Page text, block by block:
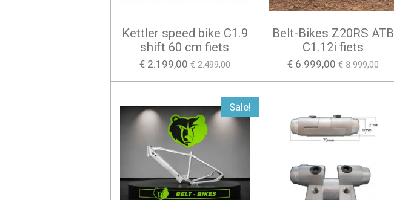
Kettler speed bike C1.9
shift 60 cm fiets
€ 2.199,00 € 2.499,00
Belt-Bikes Z20RS ATB
C1.12i fiets
€ 6.999,00 € 8.999,00
Sale!